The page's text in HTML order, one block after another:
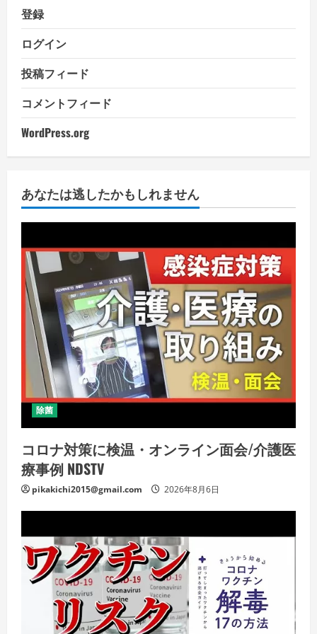
登録
ログイン
投稿フィード
コメントフィード
WordPress.org
あなたは逃したかもしれません
除菌
コロナ対策に検温・オンライン面会/介護医
療事例 NDSTV
pikakichi2015@gmail.com 2026年8月6日